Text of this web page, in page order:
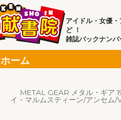
アイドル・女優
ど ！
雑誌バックナン
ホーム
METAL GEAR メタル・ギア
イ・マルムスティーン/アンセム